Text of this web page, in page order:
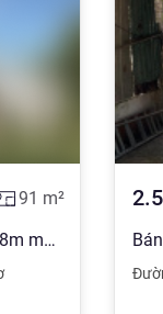
91 m²
Nhà trần quang diệu,3p ngủ,lộ nhựa 8m mới 100% gần trường chợ giá 2.4 tỷ full tc
2.5